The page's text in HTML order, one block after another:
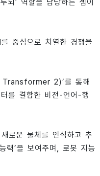
뇌’ 역할을 담당하는 셈이
중심으로 치열한 경쟁을
2)’를 통해
를 결합한 비전-언어-행
로운 물체를 인식하고 추
력’을 보여주며, 로봇 지능